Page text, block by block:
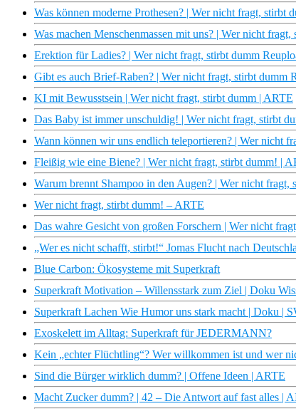
Was können moderne Prothesen? | Wer nicht fragt, stirbt
Was machen Menschenmassen mit uns? | Wer nicht
Erektion für Ladies? | Wer nicht fragt, stirbt dumm
Gibt es auch Brief-Raben? | Wer nicht fragt, stirbt dumm
KI mit Bewusstsein | Wer nicht fragt, stirbt dumm | ARTE
Das Baby ist immer unschuldig! | Wer nicht fragt, stirbt
Wann können wir uns endlich teleportieren? | Wer nicht
Fleißig wie eine Biene? | Wer nicht fragt, stirbt dumm! |
Warum brennt Shampoo in den Augen? | Wer nicht fragt,
Wer nicht fragt, stirbt dumm! – ARTE
Das wahre Gesicht von großen Forschern | Wer nicht
„Wer es nicht schafft, stirbt!“ Jomas Flucht nach
Blue Carbon: Ökosysteme mit Superkraft
Superkraft Motivation – Willensstark zum Ziel | Doku
Superkraft Lachen Wie Humor uns stark macht | Doku |
Exoskelett im Alltag: Superkraft für JEDERMANN?
Kein „echter Flüchtling“? Wer willkommen ist und wer
Sind die Bürger wirklich dumm? | Offene Ideen | ARTE
Macht Zucker dumm? | 42 – Die Antwort auf fast alles |